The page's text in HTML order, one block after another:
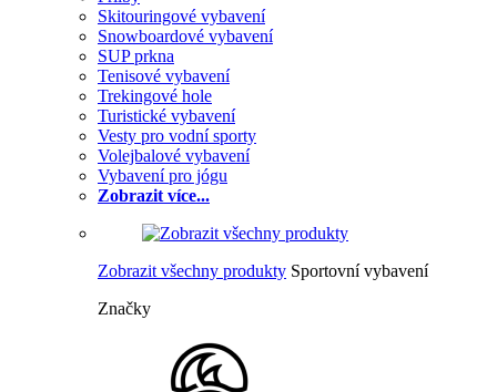
Skitouringové vybavení
Snowboardové vybavení
SUP prkna
Tenisové vybavení
Trekingové hole
Turistické vybavení
Vesty pro vodní sporty
Volejbalové vybavení
Vybavení pro jógu
Zobrazit více...
Zobrazit všechny produkty Sportovní vybavení
Značky